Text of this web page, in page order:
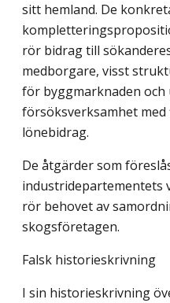
sitt hemland. De
rör bidrag till
medborgare, visst
för byggmarknaden och
försöksverksamhet med
lönebidrag.
De åtgärder som
industridepartementets
rör behovet av
skogsföretagen.
Falsk historieskrivning
I sin historieskrivning